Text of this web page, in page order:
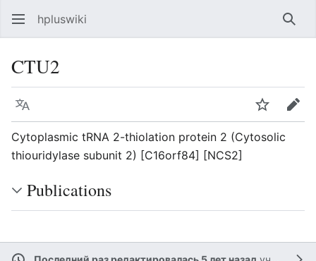
hpluswiki
CTU2
Язык Следить
Cytoplasmic tRNA 2-thiolation protein 2 (Cytosolic
thiouridylase subunit 2) [C16orf84] [NCS2]
Publications